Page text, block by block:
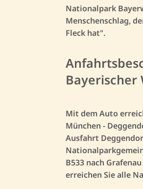
Nationalpark
Menschenschlag,
Fleck hat".
Bayerischer
Mit dem Auto
München -
Ausfahrt
B533 nach
erreichen Sie alle